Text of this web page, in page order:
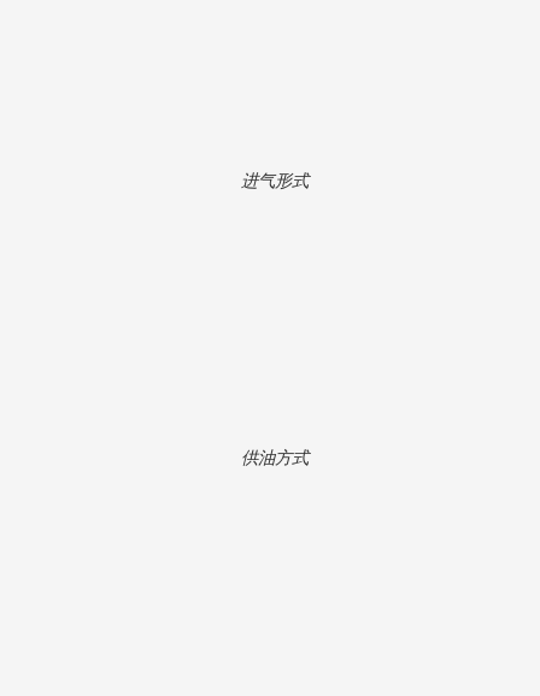
进气形式
供油方式